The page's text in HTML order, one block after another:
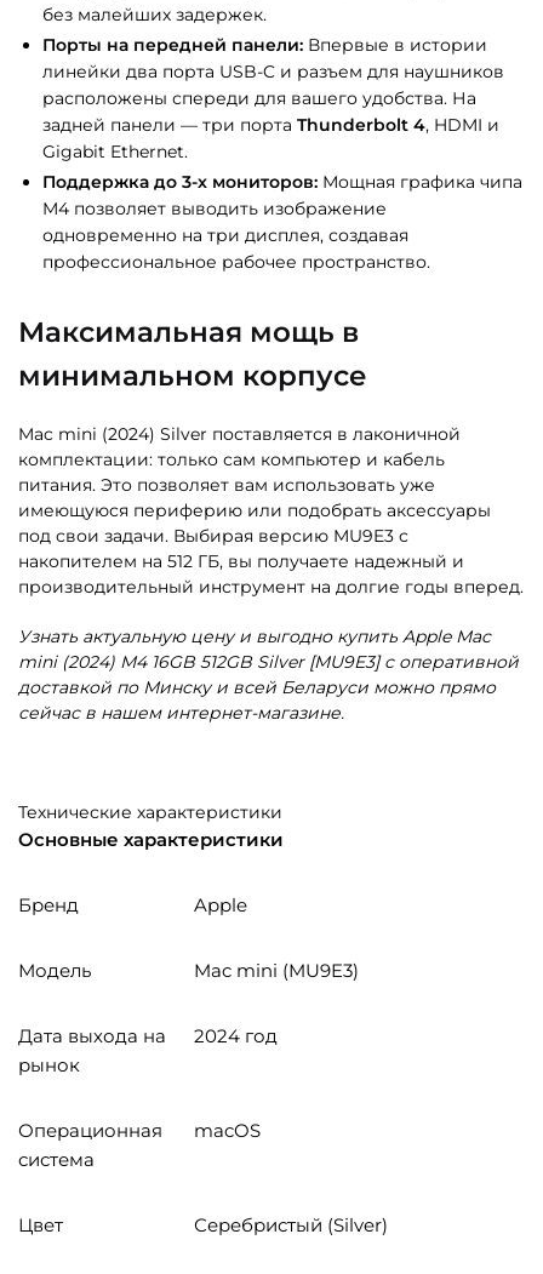
без малейших задержек.
Порты на передней панели: Впервые в истории
линейки два порта USB-C и разъем для наушников
расположены спереди для вашего удобства. На
задней панели — три порта Thunderbolt 4, HDMI и
Gigabit Ethernet.
Поддержка до 3-х мониторов: Мощная графика чипа
M4 позволяет выводить изображение
одновременно на три дисплея, создавая
профессиональное рабочее пространство.
Максимальная мощь в
минимальном корпусе
Mac mini (2024) Silver поставляется в лаконичной
комплектации: только сам компьютер и кабель
питания. Это позволяет вам использовать уже
имеющуюся периферию или подобрать аксессуары
под свои задачи. Выбирая версию MU9E3 с
накопителем на 512 ГБ, вы получаете надежный и
производительный инструмент на долгие годы вперед.
Узнать актуальную цену и выгодно купить Apple Mac
mini (2024) M4 16GB 512GB Silver [MU9E3] с оперативной
доставкой по Минску и всей Беларуси можно прямо
сейчас в нашем интернет-магазине.
Технические характеристики
Основные характеристики
Бренд Apple
Модель Mac mini (MU9E3)
Дата выхода на
рынок
2024 год
Операционная
система
macOS
Цвет Серебристый (Silver)